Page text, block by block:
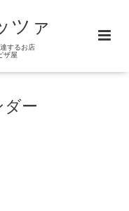
ツァ
するお店
ザ屋
ダー